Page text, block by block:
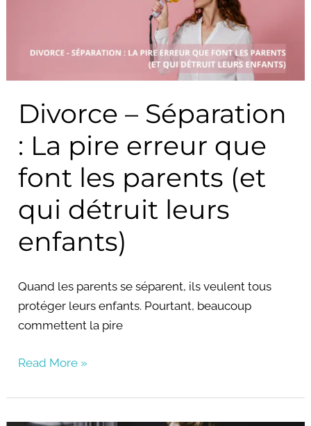
Divorce – Séparation
: La pire erreur que
font les parents (et
qui détruit leurs
enfants)
Quand les parents se séparent, ils veulent tous
protéger leurs enfants. Pourtant, beaucoup
commettent la pire
pire
que
font
les
parents
qui
détruit
leurs
enfants)
Read More »